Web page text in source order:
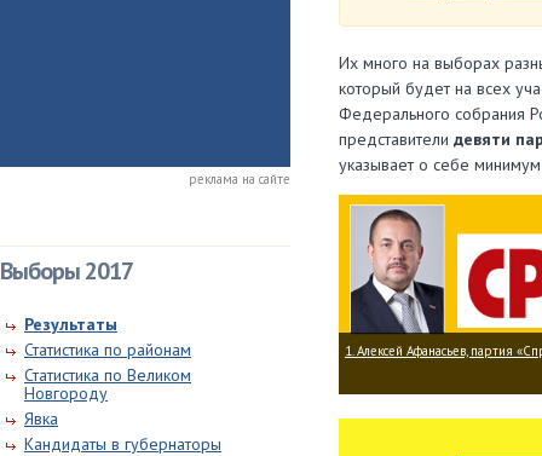
реклама на сайте
Выборы 2017
Результаты
Статистика по районам
Статистика по Великом
Новгороду
Явка
Кандидаты в губернаторы
Их много на выборах
который будет на всех
Федерального собрания
представители девяти
указывает о себе
1. Алексей Афанасьев, партия